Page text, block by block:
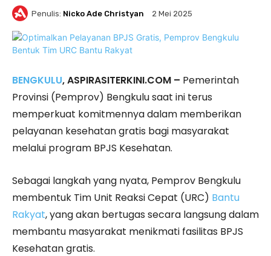
Penulis: Nicko Ade Christyan 2 Mei 2025
BENGKULU, ASPIRASITERKINI.COM – Pemerintah
Provinsi (Pemprov) Bengkulu saat ini terus
memperkuat komitmennya dalam memberikan
pelayanan kesehatan gratis bagi masyarakat
melalui program BPJS Kesehatan.
Sebagai langkah yang nyata, Pemprov Bengkulu
membentuk Tim Unit Reaksi Cepat (URC) Bantu
Rakyat, yang akan bertugas secara langsung dalam
membantu masyarakat menikmati fasilitas BPJS
Kesehatan gratis.